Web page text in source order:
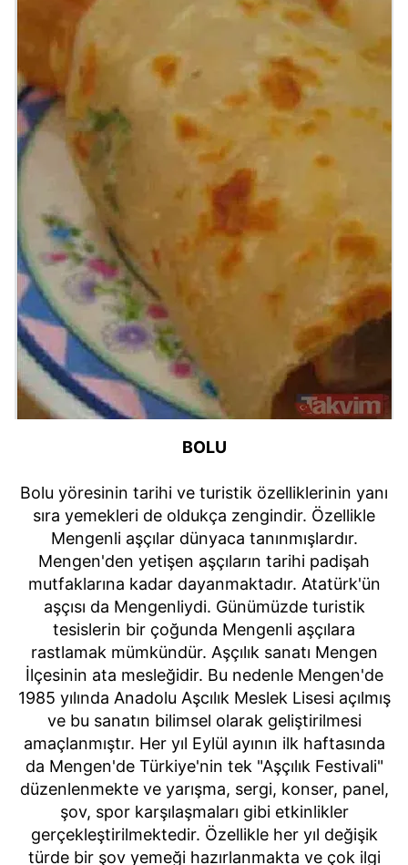
BOLU
Bolu yöresinin tarihi ve turistik özelliklerinin yanı
sıra yemekleri de oldukça zengindir. Özellikle
Mengenli aşçılar dünyaca tanınmışlardır.
Mengen'den yetişen aşçıların tarihi padişah
mutfaklarına kadar dayanmaktadır. Atatürk'ün
aşçısı da Mengenliydi. Günümüzde turistik
tesislerin bir çoğunda Mengenli aşçılara
rastlamak mümkündür. Aşçılık sanatı Mengen
İlçesinin ata mesleğidir. Bu nedenle Mengen'de
1985 yılında Anadolu Aşcılık Meslek Lisesi açılmış
ve bu sanatın bilimsel olarak geliştirilmesi
amaçlanmıştır. Her yıl Eylül ayının ilk haftasında
da Mengen'de Türkiye'nin tek "Aşçılık Festivali"
düzenlenmekte ve yarışma, sergi, konser, panel,
şov, spor karşılaşmaları gibi etkinlikler
gerçekleştirilmektedir. Özellikle her yıl değişik
türde bir şov yemeği hazırlanmakta ve çok ilgi